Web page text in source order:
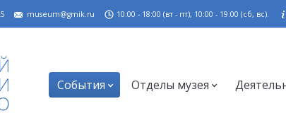
museum@gmik.ru 10:00 - 18:00 (вт - пт), 10:00 - 19:00 (сб, вс).
События Отделы музея